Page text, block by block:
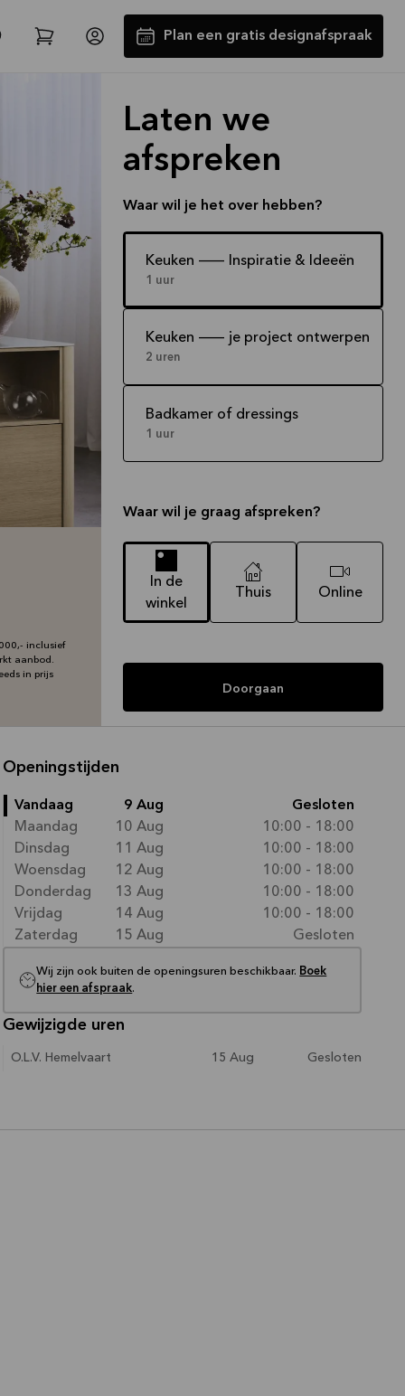
Plan een gratis designafspraak
Tot €5000,- GRATIS toestellen*
Bekijk aanbieding
inclusief
aanbod.
in prijs
Laten we
afspreken
Waar wil je het over hebben?
Keuken -- Inspiratie & Ideeën
1 uur
Keuken -- je project ontwerpen
2 uren
Badkamer of dressings
1 uur
Waar wil je graag afspreken?
In de
winkel
Thuis Online
Doorgaan
Openingstijden
Vandaag 9 Aug
Gesloten
Maandag
10 Aug
10:00 - 18:00
Dinsdag
11 Aug
10:00 - 18:00
Woensdag
12 Aug
10:00 - 18:00
Donderdag
13 Aug
10:00 - 18:00
Vrijdag
14 Aug
10:00 - 18:00
Zaterdag
15 Aug Gesloten
Wij zijn ook buiten de openingsuren beschikbaar. Boek
hier een afspraak.
Gewijzigde uren
O.L.V. Hemelvaart 15 Aug Gesloten